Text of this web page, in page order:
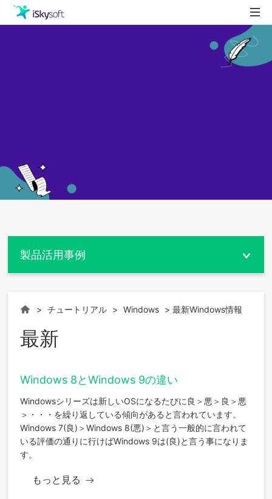
製品活用事例
> チュートリアル > Windows > 最新Windows情報
最新
Windows 8とWindows 9の違い
Windowsシリーズは新しいOSになるたびに良＞悪＞良＞悪
＞・・・を繰り返している傾向があると言われています。
Windows 7(良)＞Windows 8(悪)＞と言う一般的に言われて
いる評価の通りに行けばWindows 9は(良)と言う事になりま
す。
もっと見る